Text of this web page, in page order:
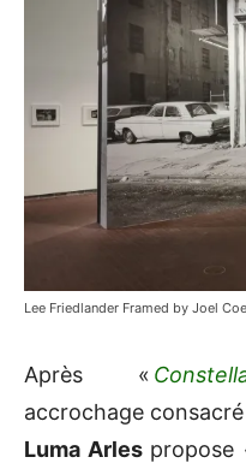
Lee Friedlander Framed by Joel
Après «
accrochage consacré
Luma Arles propose